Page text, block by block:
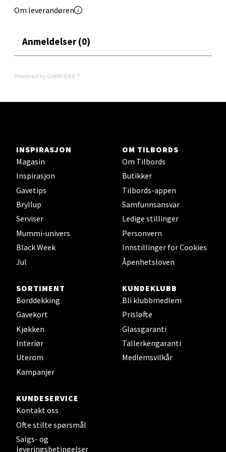
Om leverandøren
Anmeldelser (0)
Powered by GAMIFIERA.®
INSPIRASJON
Magasin
Inspirasjon
Gavetips
Bryllup
Serviser
Mummi-univers
Black Week
Jul
OM TILBORDS
Om Tilbords
Butikker
Tilbords-appen
Samfunnsansvar
Ledige stillinger
Personvern
Innstillinger for Cookies
Åpenhetsloven
SORTIMENT
Borddekking
Gavekort
Kjøkken
Interiør
Uterom
Kampanjer
KUNDEKLUBB
Bli klubbmedlem
Prisløfte
Glassgaranti
Tallerkengaranti
Medlemsvilkår
KUNDESERVICE
Kontakt oss
Ofte stilte spørsmål
Salgs- og
leveringsbetingelser
Moafjæra 14, 7606 Levanger
Åpent i dag 10-18
0 i butikk
Velg
Mandal - Alti Mandal
Skarvøyveien 55, 4517 Mandal
0 i butikk
Rana
Fridtjof Nansensgate 22, 8622 Mo i Rana
Åpent i dag 10-18
0 i butikk
Ålesund - Thon Senter Moa
Langelandsvegen 25, 6010 Ålesund